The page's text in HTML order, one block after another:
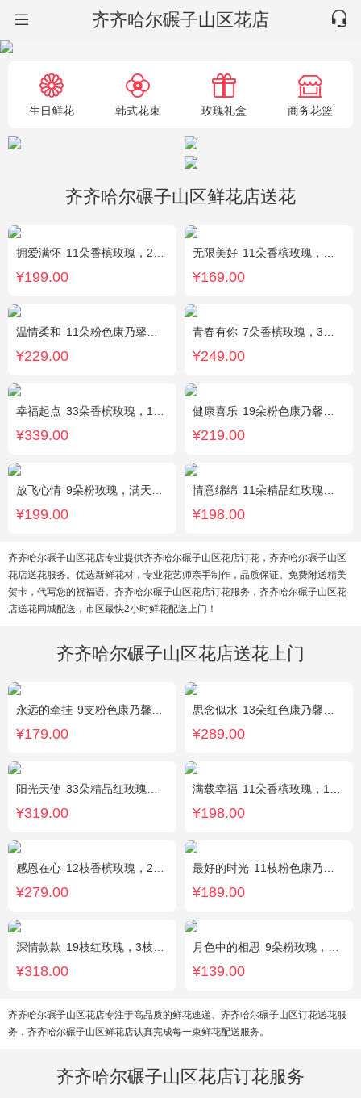
齐齐哈尔碾子山区花店
生日鲜花 韩式花束 玫瑰礼盒 商务花篮
齐齐哈尔碾子山区鲜花店送花
拥爱满怀 11朵香槟玫瑰，2支多头白百合，绿叶搭配
¥199.00
无限美好 11朵香槟玫瑰，桔梗、小花、绿叶搭配
¥169.00
温情柔和 11朵粉色康乃馨，8朵粉玫瑰，搭配桔梗
¥229.00
青春有你 7朵香槟玫瑰，3朵向日葵，一个绣球，桔梗、配花、配草搭配
¥249.00
幸福起点 33朵香槟玫瑰，1条灯带，满天星、绿叶搭配
¥339.00
健康喜乐 19朵粉色康乃馨，满天星、绿叶搭配
¥219.00
放飞心情 9朵粉玫瑰，满天星、栀子叶适量
¥199.00
情意绵绵 11朵精品红玫瑰，搭配相思梅、黄莺，随机赠送一对小熊。
¥198.00
齐齐哈尔碾子山区花店专业提供齐齐哈尔碾子山区花店订花，齐齐哈尔碾子山区
花店送花服务。优选新鲜花材，专业花艺师亲手制作，品质保证。免费附送精美
贺卡，代写您的祝福语。齐齐哈尔碾子山区花店订花服务，齐齐哈尔碾子山区花
店送花同城配送，市区最快2小时鲜花配送上门！
齐齐哈尔碾子山区花店送花上门
永远的牵挂 9支粉色康乃馨，1支多头白百合，搭配黄莺、满天星。
¥179.00
思念似水 13朵红色康乃馨，5朵粉玫瑰，粉色洋桔梗、红豆、尤加利搭配
¥289.00
阳光天使 33朵精品红玫瑰，外围搭配适量红色、粉色、白色石竹梅。
¥319.00
满载幸福 11朵香槟玫瑰，1支白色多头香水百合，搭配桔梗、黄莺。
¥198.00
感恩在心 12枝香槟玫瑰，2枝向日葵，搭配白色满天星、尤加利叶
¥279.00
最好的时光 11枝粉色康乃馨，2枝粉色多头香水百合，栀子叶适量
¥189.00
深情款款 19枝红玫瑰，3枝白百合，3枝粉百合，搭配满天星，绿叶等配材
¥318.00
月色中的相思 9朵粉玫瑰，配满天星，绿叶
¥139.00
齐齐哈尔碾子山区花店专注于高品质的鲜花速递、齐齐哈尔碾子山区订花送花服
务，齐齐哈尔碾子山区鲜花店认真完成每一束鲜花配送服务。
齐齐哈尔碾子山区花店订花服务